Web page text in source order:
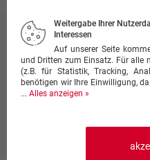
Rumpsteak
Preise inkl.
Produktinfo
Kroketten oder Pasta.
Weitergabe Ihrer
Interessen
Auf unserer Seite
und Dritten zum Einsatz. Für alle
(z.B. für Statistik, Tracking,
benötigen wir Ihre Einwilligung,
... Alles anzeigen »